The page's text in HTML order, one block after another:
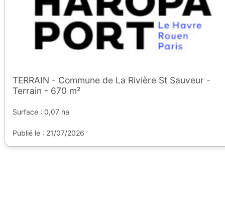
TERRAIN - Commune de La Rivière St Sauveur -
Terrain - 670 m²
Surface : 0,07 ha
Publié le : 21/07/2026